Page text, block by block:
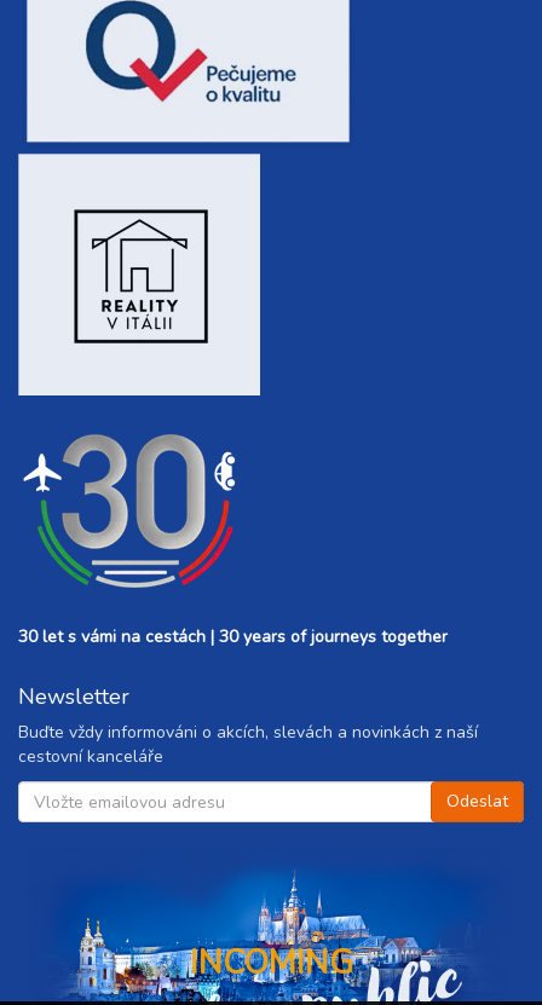
30 let s vámi na cestách | 30 years of journeys together
Newsletter
Buďte vždy informováni o akcích, slevách a novinkách z naší
cestovní kanceláře
INCOMING